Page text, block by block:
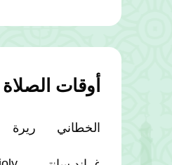
أوقات
الخطاني ريرة